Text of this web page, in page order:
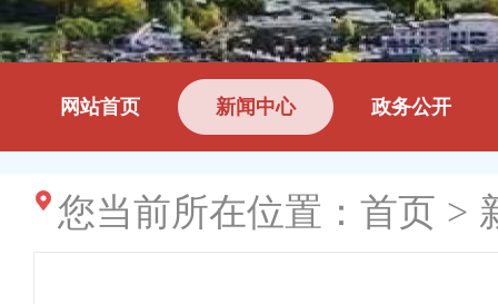
网站首页 新闻中心 政务公开
您当前所在位置： 首页 >